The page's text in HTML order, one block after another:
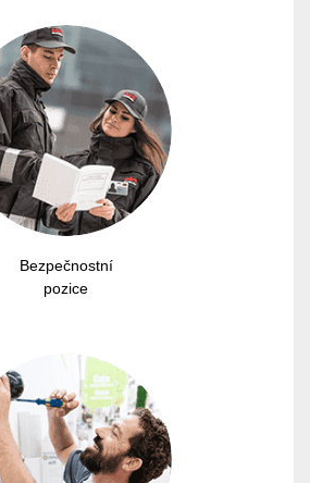
Bezpečnostní
pozice